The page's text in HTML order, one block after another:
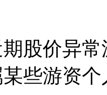
股价异
些游资